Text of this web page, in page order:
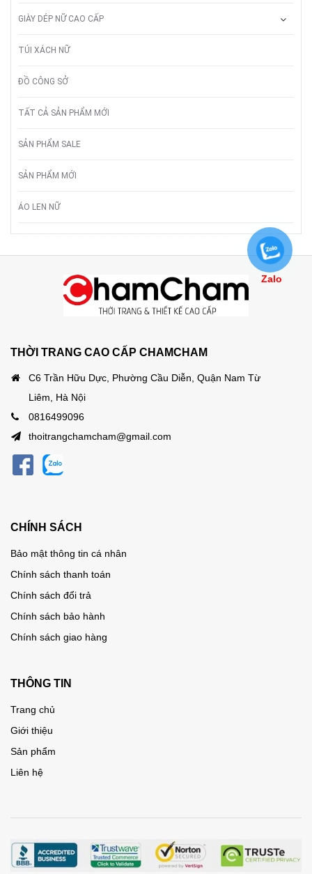
GIÀY DÉP NỮ CAO CẤP
TÚI XÁCH NỮ
ĐỒ CÔNG SỞ
TẤT CẢ SẢN PHẨM MỚI
SẢN PHẨM SALE
SẢN PHẨM MỚI
ÁO LEN NỮ
THỜI TRANG CAO CẤP CHAMCHAM
C6 Trần Hữu Dực, Phường Cầu Diễn, Quận Nam Từ
Liêm, Hà Nội
0816499096
thoitrangchamcham@gmail.com
CHÍNH SÁCH
Bảo mật thông tin cá nhân
Chính sách thanh toán
Chính sách đổi trả
Chính sách bảo hành
Chính sách giao hàng
THÔNG TIN
Trang chủ
Giới thiệu
Sản phẩm
Liên hệ
Zalo